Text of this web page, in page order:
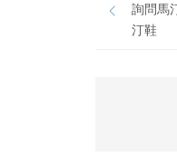
詢問馬
汀鞋